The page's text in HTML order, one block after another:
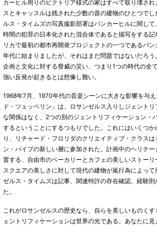
カーヒル周りのビクトリア様式の家はすべて取り壊さ
スとキャッスルは残された少数の昔の建物のひとつで
ルス・タイムズの写真撮影部署はバンカーヒルに関し
時間の犯罪の日本化された混合体であると描写をする記
リカで最初の都市再開発プロジェクトの一つであるバ
年代に始まりましたが、それはまだ問題ではないだろ
企画と文化に対する脅威の災い、つまり1つの時代の全
強い反発が起きるとは想像し難い。
1968年7月、1970年代の音楽シーンに大きな影響を与
ド・ツェッペリン」は、ロサンゼルス入りしジェント
な関係はなく、2つの別のジェントリフィケーション・
するということにするつもりでした。これにはいくつ
り、リチャード・フロリダのクリエイティブ・クラス
ン・パイプの新しい層に参加された。計画中のヘリテ
置する、自由市のベーカリーとカフェの美しいストーリ
スクエアの美しさに対して現代の建物が嵐行為によっ
ゼルス・タイムズは記事、関連特許の存在確認、経験
た。
これがロサンゼルスの歴史なら、自らを美しいものく
ェントリフィケーションは世界の光である。あなたに見